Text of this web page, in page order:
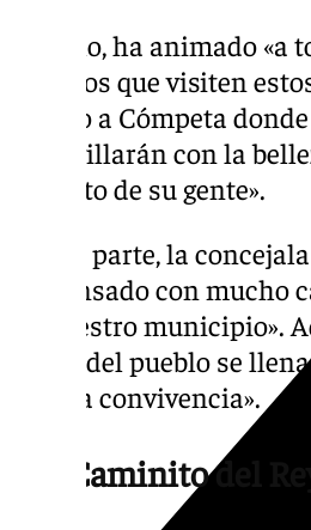
Por ello, ha animado «a
aquellos que visiten
alguno a Cómpeta
maravillarán con la
encanto de su gente».
Por su parte, la
ha pensado con mucho
de nuestro municipio».
calles del pueblo se
mucha convivencia».
Del Caminito del